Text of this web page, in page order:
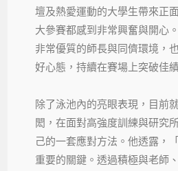
壇及熱愛運動的大學生帶來正
大參賽都感到非常興奮與開心
非常優質的師長與同儕環境，
好心態，持續在賽場上突破佳
除了泳池內的亮眼表現，目前
閎，在面對高強度訓練與研究
己的一套應對方法。他透露，
重要的關鍵。透過積極與老師